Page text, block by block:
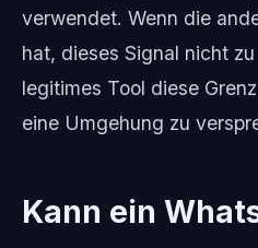
verwendet. Wenn die
hat, dieses Signal nicht
legitimes Tool diese
eine Umgehung zu
Kann ein